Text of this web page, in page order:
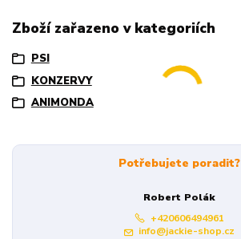
Zboží zařazeno v kategoriích
PSI
KONZERVY
ANIMONDA
Potřebujete poradit?
Robert Polák
+420606494961
info@jackie-shop.cz